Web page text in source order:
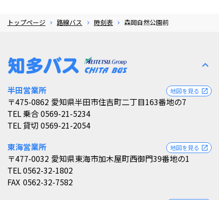
トップページ 路線バス 時刻表 森岡自然公園前
expand_less
半田営業所
〒475-0862 愛知県半田市住吉町二丁目163番地の7
地図を見る open_in_new
TEL乗合 0569-21-5234
TEL貸切 0569-21-2054
東海営業所
〒477-0032 愛知県東海市加木屋町西御門39番地の1
地図を見る open_in_new
TEL0562-32-1802
FAX 0562-32-7582